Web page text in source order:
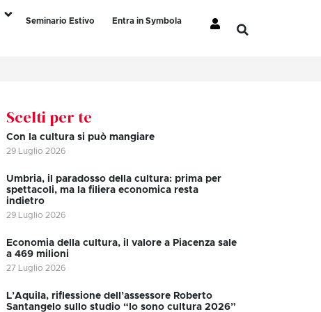
Seminario Estivo
Entra in Symbola
Scelti per te
Con la cultura si può mangiare
29 Luglio 2026
Umbria, il paradosso della cultura: prima per
spettacoli, ma la filiera economica resta
indietro
29 Luglio 2026
Economia della cultura, il valore a Piacenza sale
a 469 milioni
27 Luglio 2026
L’Aquila, riflessione dell’assessore Roberto
Santangelo sullo studio “Io sono cultura 2026”